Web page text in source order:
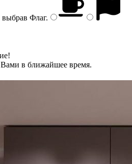
выбрав Флаг.
в ближайшее время.